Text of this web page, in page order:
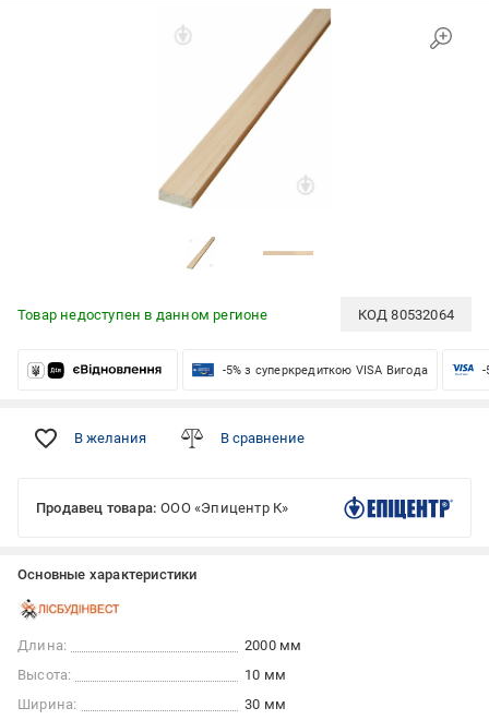
Товар недоступен в данном регионе КОД80532064
-5% з суперкредиткою VISA Вигода -
В желания В сравнение
Продавец товара: ООО «Эпицентр К»
Основные характеристики
Длина:
2000 мм
Высота:
10 мм
Ширина:
30 мм